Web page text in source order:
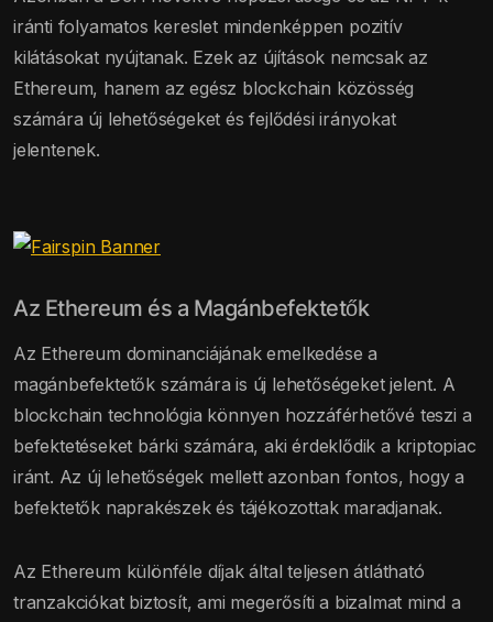
iránti folyamatos kereslet mindenképpen pozitív
kilátásokat nyújtanak. Ezek az újítások nemcsak az
Ethereum, hanem az egész blockchain közösség
számára új lehetőségeket és fejlődési irányokat
jelentenek.
Az Ethereum és a Magánbefektetők
Az Ethereum dominanciájának emelkedése a
magánbefektetők számára is új lehetőségeket jelent. A
blockchain technológia könnyen hozzáférhetővé teszi a
befektetéseket bárki számára, aki érdeklődik a kriptopiac
iránt. Az új lehetőségek mellett azonban fontos, hogy a
befektetők naprakészek és tájékozottak maradjanak.
Az Ethereum különféle díjak által teljesen átlátható
tranzakciókat biztosít, ami megerősíti a bizalmat mind a